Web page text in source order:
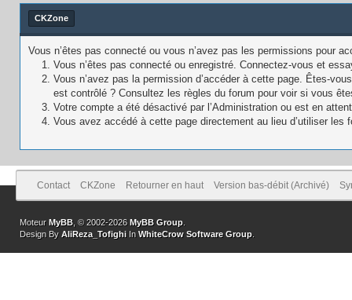
CKZone
Vous n’êtes pas connecté ou vous n’avez pas les permissions pour
Vous n’êtes pas connecté ou enregistré. Connectez-vous et
Vous n’avez pas la permission d’accéder à cette page. Êtes-
est contrôlé ? Consultez les règles du forum pour voir si vous
Votre compte a été désactivé par l’Administration ou est en
Vous avez accédé à cette page directement au lieu d’utiliser les
Contact CKZone Retourner en haut Version bas-débit (Archivé)
Moteur MyBB , © 2002-2026MyBB Group
Design By AliReza_Tofighi In WhiteCrow Software Group